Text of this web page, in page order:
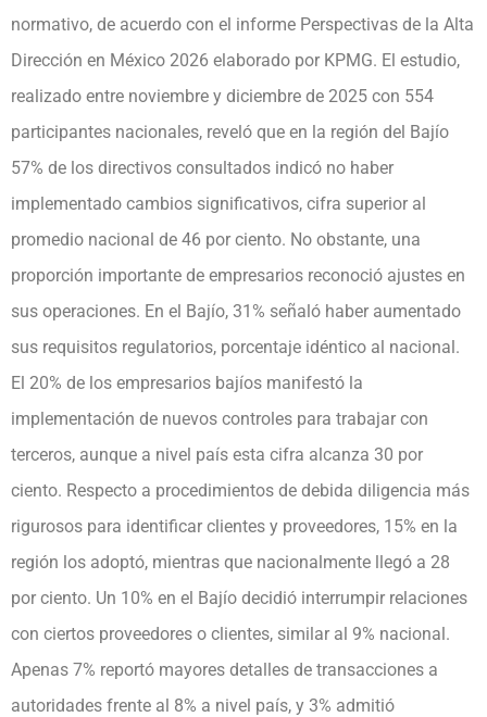
normativo, de acuerdo con el informe Perspectivas de la Alta
Dirección en México 2026 elaborado por KPMG. El estudio,
realizado entre noviembre y diciembre de 2025 con 554
participantes nacionales, reveló que en la región del Bajío
57% de los directivos consultados indicó no haber
implementado cambios significativos, cifra superior al
promedio nacional de 46 por ciento. No obstante, una
proporción importante de empresarios reconoció ajustes en
sus operaciones. En el Bajío, 31% señaló haber aumentado
sus requisitos regulatorios, porcentaje idéntico al nacional.
El 20% de los empresarios bajíos manifestó la
implementación de nuevos controles para trabajar con
terceros, aunque a nivel país esta cifra alcanza 30 por
ciento. Respecto a procedimientos de debida diligencia más
rigurosos para identificar clientes y proveedores, 15% en la
región los adoptó, mientras que nacionalmente llegó a 28
por ciento. Un 10% en el Bajío decidió interrumpir relaciones
con ciertos proveedores o clientes, similar al 9% nacional.
Apenas 7% reportó mayores detalles de transacciones a
autoridades frente al 8% a nivel país, y 3% admitió